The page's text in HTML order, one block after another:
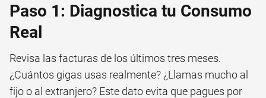
Paso 1: Diagnostica tu Consumo
Real
Revisa las facturas de los últimos tres meses.
¿Cuántos gigas usas realmente? ¿Llamas mucho al
fijo o al extranjero? Este dato evita que pagues por